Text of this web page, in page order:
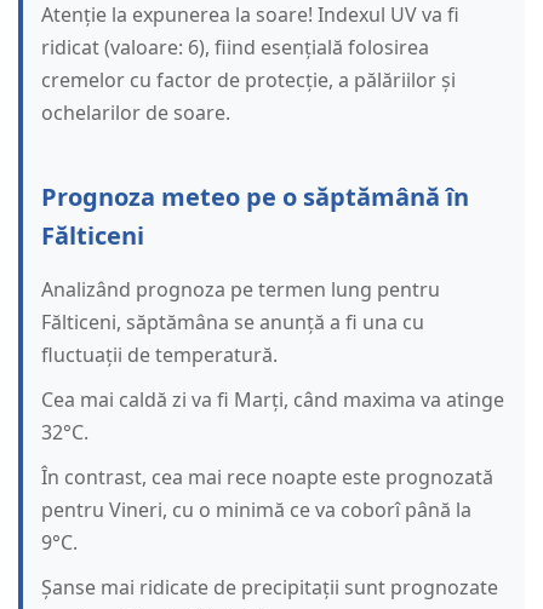
Atenție la expunerea la soare! Indexul UV va fi
ridicat (valoare: 6), fiind esențială folosirea
cremelor cu factor de protecție, a pălăriilor și
ochelarilor de soare.
Prognoza meteo pe o săptămână în
Fălticeni
Analizând prognoza pe termen lung pentru
Fălticeni, săptămâna se anunță a fi una cu
fluctuații de temperatură.
Cea mai caldă zi va fi Marți, când maxima va atinge
32°C.
În contrast, cea mai rece noapte este prognozată
pentru Vineri, cu o minimă ce va coborî până la
9°C.
Șanse mai ridicate de precipitații sunt prognozate